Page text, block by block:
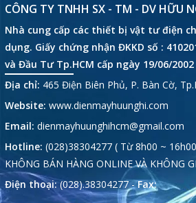
CÔNG TY TNHH SX - TM - DV HỮU
Nhà cung cấp các thiết bị vật tư điện
dụng. Giấy chứng nhận ĐKKD số :
và Đầu Tư Tp.HCM cấp ngày 19/06/2002
Địa chỉ: 465 Điện Biên Phủ, P. Bàn Cờ,
Website: www.dienmayhuunghi.com
Email: dienmayhuunghihcm@gmail.com
Hotline: (028)38304277 ( Từ 8h00 ~
KHÔNG BÁN HÀNG ONLINE VÀ KHÔNG
Điện thoại: (028).38304277 -Fax: